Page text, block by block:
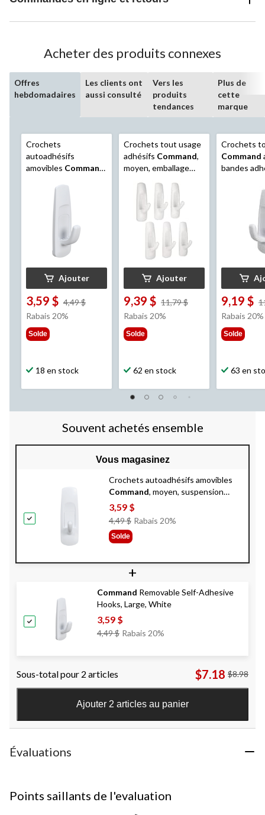
Acheter des produits connexes
Offres
hebdomadaires
Les clients ont
aussi consulté
Vers les
produits
tendances
Plus de
cette
marque
Crochets
autoadhésifs
amovibles Command,
Ajouter
3,59 $ 4,49 $
Rabais 20%
Solde
18 en stock
Crochets tout usage
adhésifs Command,
moyen, emballage
dommage pour la
surface, 3 lb, paq. 6
Ajouter
9,39 $ 11,79 $
Rabais 20%
Solde
62 en stock
Crochets
Command
bandes
la surface,
9,19 $
Rabais 20%
Solde
63 en
Souvent achetés ensemble
Vous magasinez
Crochets autoadhésifs amovibles
Command, moyen, suspension
sans dommage, réutilisable
3,59 $
4,49 $ Prix
Rabais 20%
Solde
+
Command Removable Self-Adhesive
Hooks, Large, White
3,59 $
4,49 $ Prix
Rabais 20%
Sous-total pour 2 articles $7.18 $8.98
Ajouter 2 articles au panier
Évaluations
Points saillants de l'evaluation